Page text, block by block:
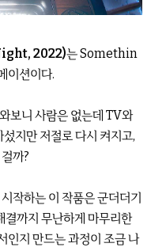
2022)는 Somethin
이션이다.
보니 사람은 없는데 TV와
지만 저절로 다시 켜지고,
까?
작하는 이 작품은 군더더기
결까지 무난하게 마무리한
인지 만드는 과정이 조금 나